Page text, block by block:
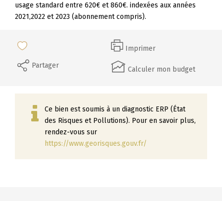
usage standard entre 620€ et 860€. indexées aux années
2021,2022 et 2023 (abonnement compris).
Imprimer
Partager
Calculer mon budget
Ce bien est soumis à un diagnostic ERP (État
des Risques et Pollutions). Pour en savoir plus,
rendez-vous sur
https://www.georisques.gouv.fr/